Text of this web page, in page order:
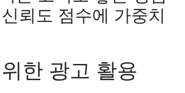
뢰도 점수에 가중치
한 광고 활용